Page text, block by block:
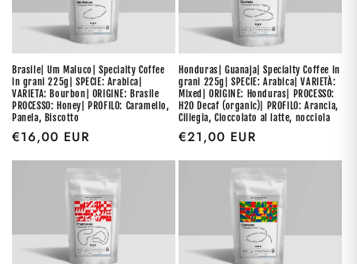
Brasile| Um Maluco| Specialty Coffee
in grani 225g| SPECIE: Arabica|
VARIETA: Bourbon| ORIGINE: Brasile
PROCESSO: Honey| PROFILO: Caramello,
Panela, Biscotto
Regular
price
€16,00 EUR
Honduras| Guanaja| Specialty Coffee in
grani 225g| SPECIE: Arabica| VARIETÀ:
Mixed| ORIGINE: Honduras| PROCESSO:
H2O Decaf (organic)| PROFILO: Arancia,
Ciliegia, Cioccolato al latte, nocciola
Regular
price
€21,00 EUR